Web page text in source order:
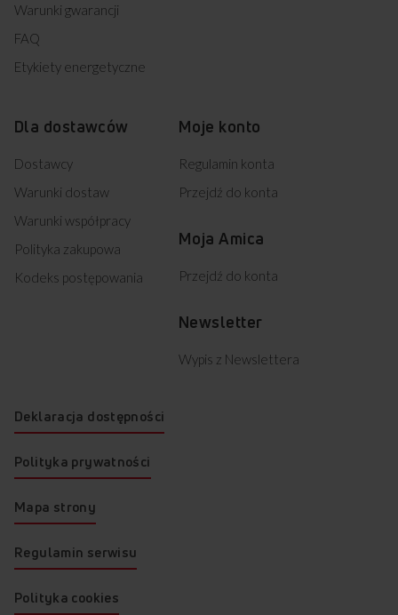
Warunki gwarancji
FAQ
Etykiety energetyczne
Dla dostawców
Dostawcy
Warunki dostaw
Warunki współpracy
Polityka zakupowa
Kodeks postępowania
Moje konto
Regulamin konta
Przejdź do konta
Moja Amica
Przejdź do konta
Newsletter
Wypis z Newslettera
Deklaracja dostępności
Polityka prywatności
Mapa strony
Regulamin serwisu
Polityka cookies